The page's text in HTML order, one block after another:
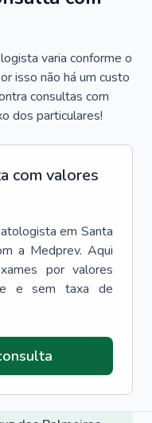
varia conforme o
isso não há um custo
consultas com
dos particulares!
com valores
em Santa
a Medprev. Aqui
por valores
e sem taxa de